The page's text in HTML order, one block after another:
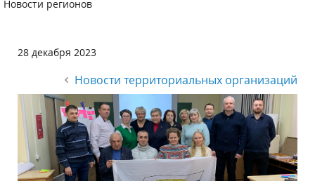
Новости регионов
28 декабря 2023
Новости территориальных организаций